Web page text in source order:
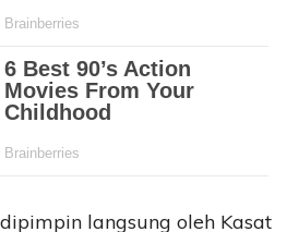
langsung oleh Kasat